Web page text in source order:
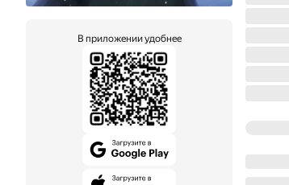
В приложении удобнее